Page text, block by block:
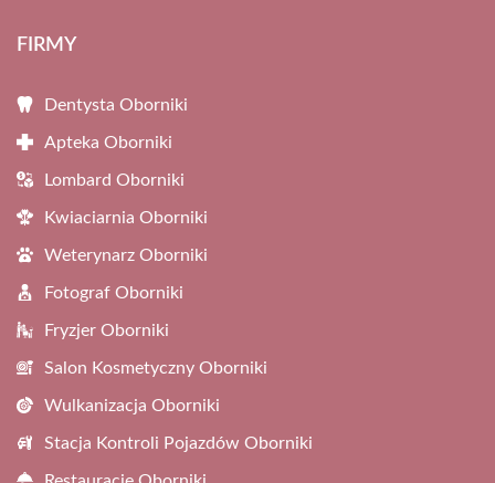
FIRMY
Dentysta Oborniki
Apteka Oborniki
Lombard Oborniki
Kwiaciarnia Oborniki
Weterynarz Oborniki
Fotograf Oborniki
Fryzjer Oborniki
Salon Kosmetyczny Oborniki
Wulkanizacja Oborniki
Stacja Kontroli Pojazdów Oborniki